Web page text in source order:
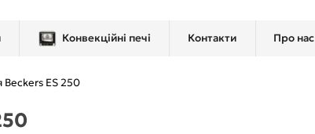
Конвекційні печі Контакти Про нас
ES 250